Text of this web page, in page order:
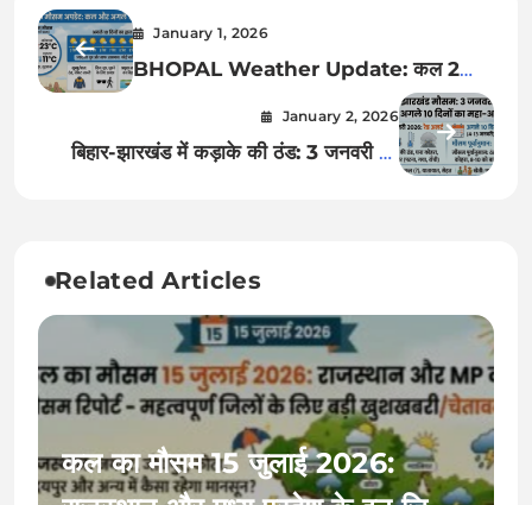
January 1, 2026
BHOPAL Weather Update: कल 2
जनवरी से अगले 10 दिनों तक कैसा रहेगा भोपाल
का मौसम? देखिए पूरी रिपोर्ट!
January 2, 2026
बिहार-झारखंड में कड़ाके की ठंड: 3 जनवरी का
Related Articles
कल का मौसम 15 जुलाई 2026: